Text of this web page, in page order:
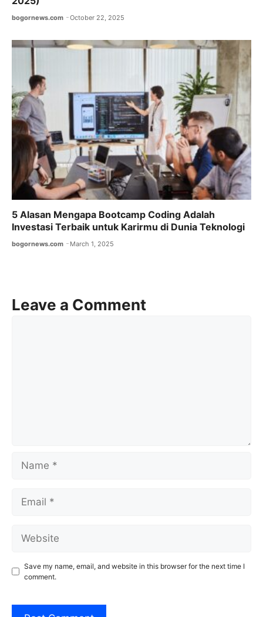
bogornews.com October 22, 2025
5 Alasan Mengapa Bootcamp Coding Adalah
Investasi Terbaik untuk Karirmu di Dunia Teknologi
bogornews.com March 1, 2025
Leave a Comment
Save my name, email, and website in this browser for the next time I
comment.